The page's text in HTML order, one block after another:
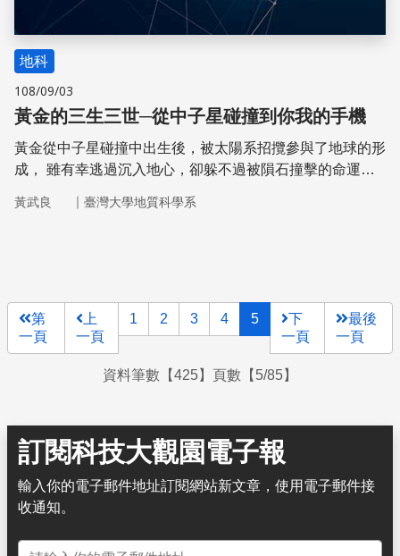
地科
108/09/03
黃金的三生三世─從中子星碰撞到你我的手機
黃金從中子星碰撞中出生後，被太陽系招攬參與了地球的形
成， 雖有幸逃過沉入地心，卻躲不過被隕石撞擊的命運。
人類的寵兒。
黃武良 ｜ 臺灣大學地質科學系
第
一頁
上
一頁
1 2 3 4 5
下
一頁
最後
一頁
資料筆數【425】頁數【5/85】
訂閱科技大觀園電子報
輸入你的電子郵件地址訂閱網站新文章，使用電子郵件接
收通知。
電子郵件地址